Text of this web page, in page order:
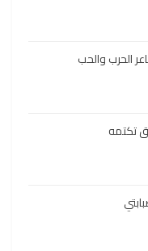
الحرب والحب
تكتمه